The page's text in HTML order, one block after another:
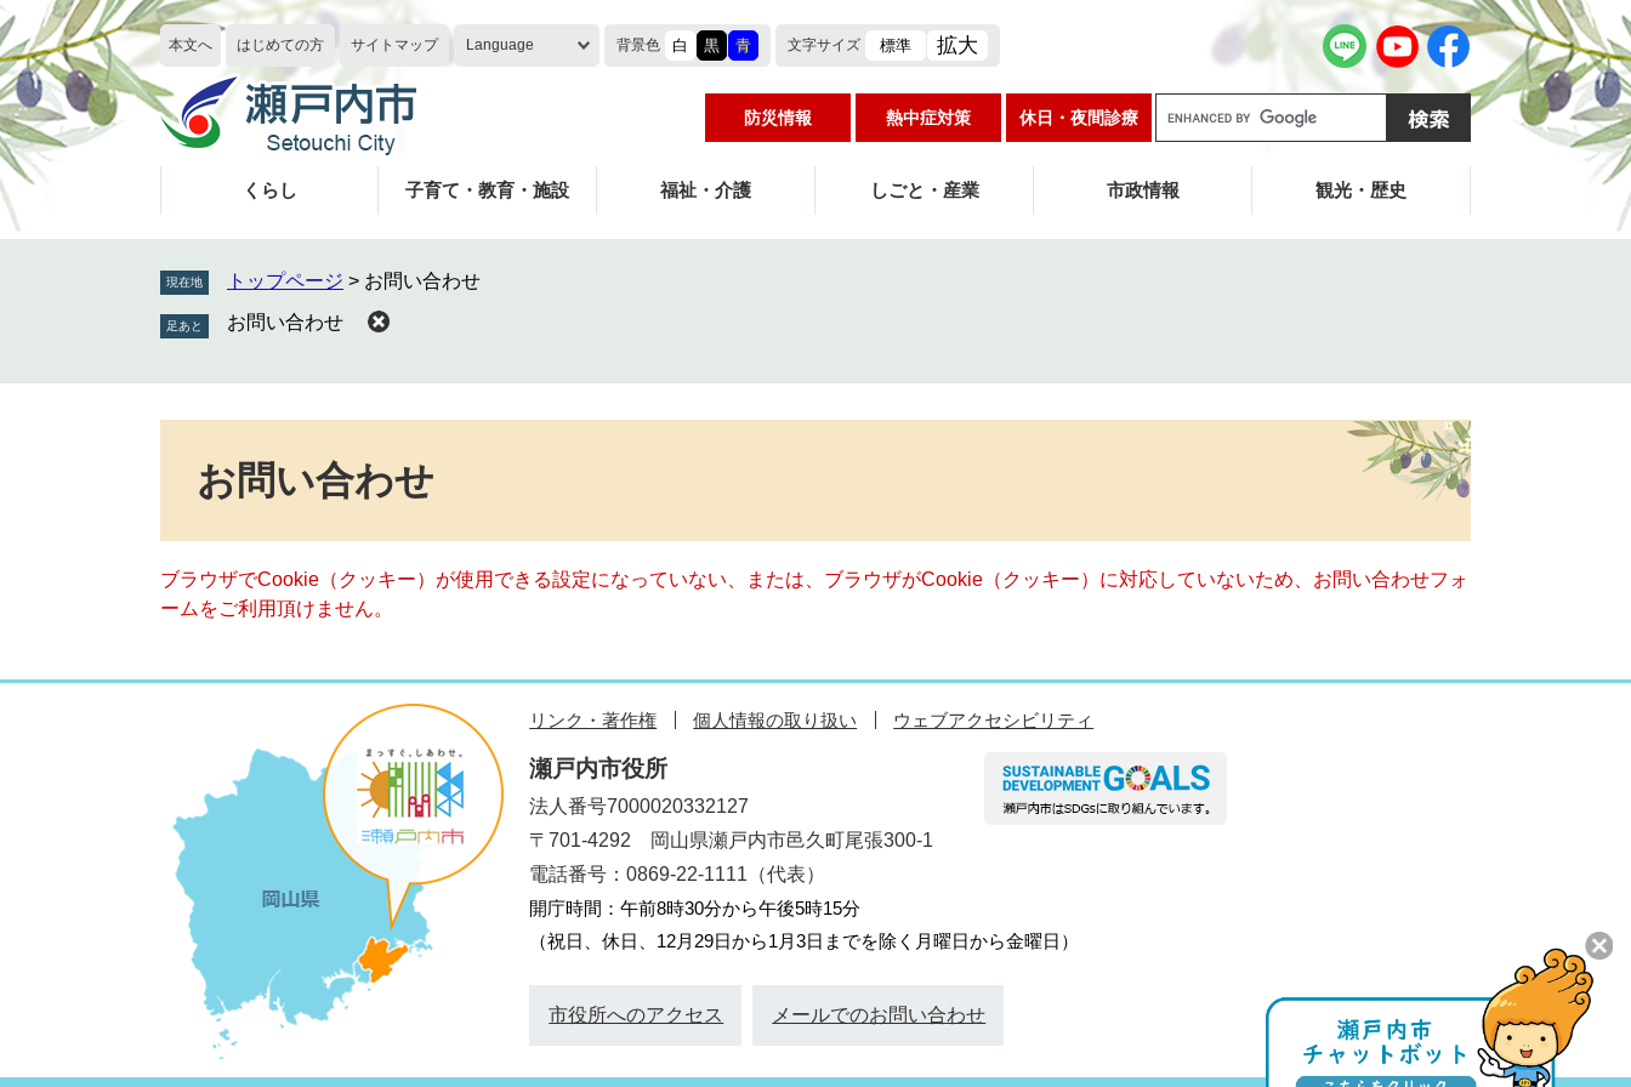
ペ
ー
ジ
の
先
頭
で
す
メ
ニ
ュ
ー
を
飛
ば
し
本文へ はじめての方 サイトマップ Language 背景色 白 黒 青 文字サイズ 標準 拡大
防災情報 熱中症対策 休日・夜間診療
g
e
くらし 子育て・教育・施設 福祉・介護 しごと・産業 市政情報 観光・歴史
現在地 トップページ > お問い合わせ
お問い合わせ
お問い合わせ
ブラウザでCookie（クッキー）が使用できる設定になっていない、または、ブラウザがCookie（クッキー）に対応していないため、お問い合わせフォ
ームをご利用頂けません。
リンク・著作権 個人情報の取り扱い ウェブアクセシビリティ
瀬戸内市役所
法人番号7000020332127
〒701-4292 岡山県瀬戸内市邑久町尾張300-1
電話番号：0869-22-1111（代表）
開庁時間：午前8時30分から午後5時15分
（祝日、休日、12月29日から1月3日までを除く月曜日から金曜日）
市役所へのアクセス メールでのお問い合わせ